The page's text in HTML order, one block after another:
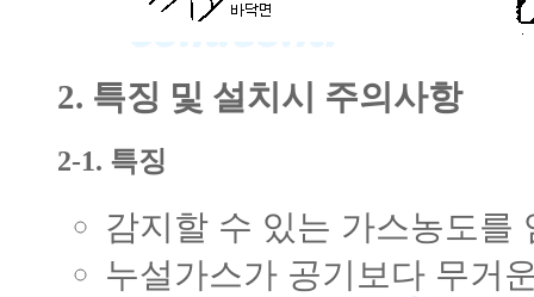
2. 특징 및 설치시 주의사항
2-1. 특징
감지할 수 있는 가스농도를
누설가스가 공기보다 무거